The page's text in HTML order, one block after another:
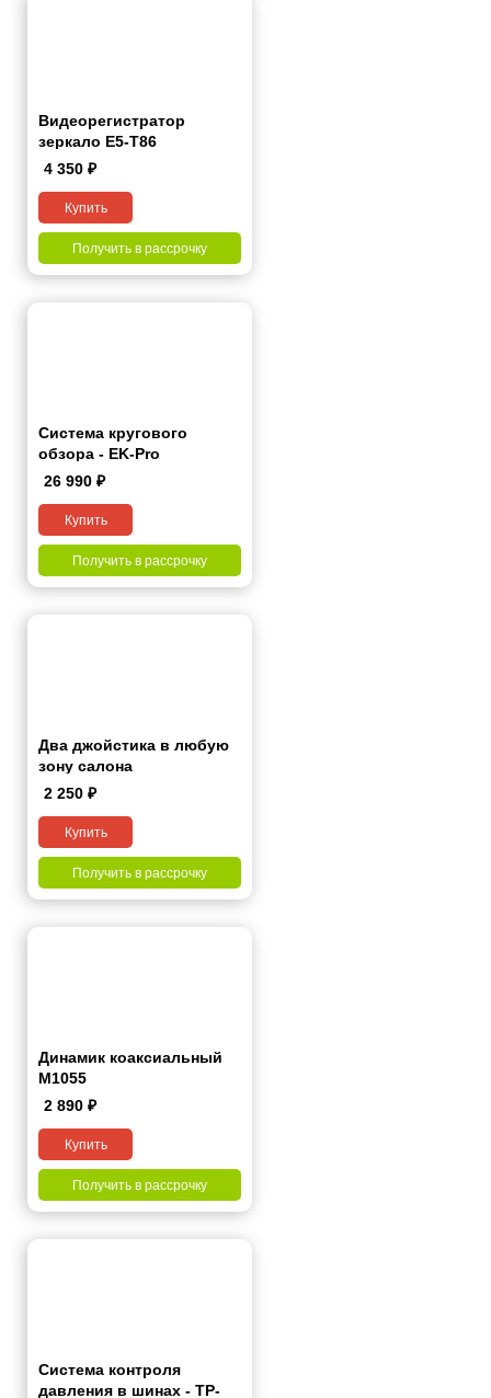
Видеорегистратор
зеркало E5-T86
4 350 ₽
Купить
Получить в рассрочку
Система кругового
обзора - EK-Pro
26 990 ₽
Купить
Получить в рассрочку
Два джойстика в любую
зону салона
2 250 ₽
Купить
Получить в рассрочку
Динамик коаксиальный
M1055
2 890 ₽
Купить
Получить в рассрочку
Система контроля
давления в шинах - TP-